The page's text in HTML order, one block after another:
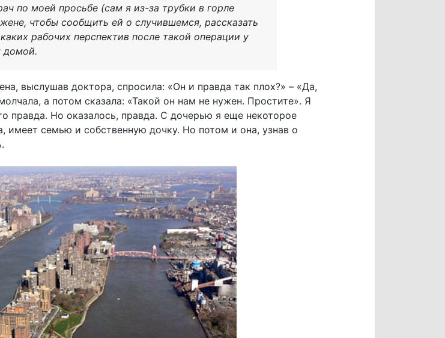
по моей просьбе (сам я из-за трубки в горле
чтобы сообщить ей о случившемся, рассказать
рабочих перспектив после такой операции у
домой.
выслушав доктора, спросила: «Он и правда так плох?» – «Да,
а потом сказала: «Такой он нам не нужен. Простите». Я
правда. Но оказалось, правда. С дочерью я еще некоторое
семью и собственную дочку. Но потом и она, узнав о